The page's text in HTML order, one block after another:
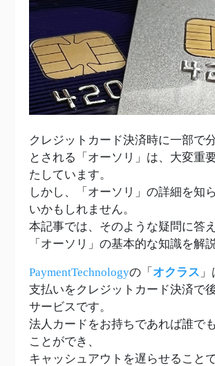
クレジットカード決済時に一部で
とされる「オーソリ」は、大変重
たしています。
しかし、「オーソリ」の詳細を知
いかもしれません。
本記事では、そのような疑問に答
「オーソリ」の基本的な知識を解
PaymentTechnologyの「 オクラス
支払いをクレジットカード決済で
サービスです。
法人カードをお持ちであれば誰で
ことができ、
キャッシュアウトを遅らせること